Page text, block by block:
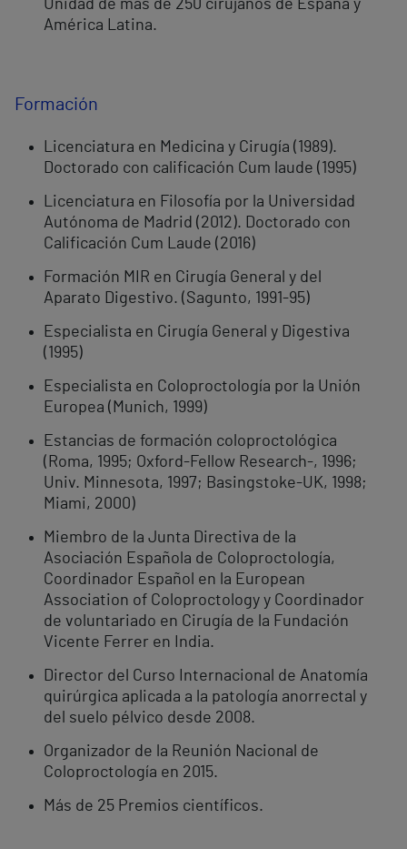
Unidad de más de 250 cirujanos de España y
América Latina.
Formación
Licenciatura en Medicina y Cirugía (1989).
Doctorado con calificación Cum laude (1995)
Licenciatura en Filosofía por la Universidad
Autónoma de Madrid (2012). Doctorado con
Calificación Cum Laude (2016)
Formación MIR en Cirugía General y del
Aparato Digestivo. (Sagunto, 1991-95)
Especialista en Cirugía General y Digestiva
(1995)
Especialista en Coloproctología por la Unión
Europea (Munich, 1999)
Estancias de formación coloproctológica
(Roma, 1995; Oxford-Fellow Research-, 1996;
Univ. Minnesota, 1997; Basingstoke-UK, 1998;
Miami, 2000)
Miembro de la Junta Directiva de la
Asociación Española de Coloproctología,
Coordinador Español en la European
Association of Coloproctology y Coordinador
de voluntariado en Cirugía de la Fundación
Vicente Ferrer en India.
Director del Curso Internacional de Anatomía
quirúrgica aplicada a la patología anorrectal y
del suelo pélvico desde 2008.
Organizador de la Reunión Nacional de
Coloproctología en 2015.
Más de 25 Premios científicos.